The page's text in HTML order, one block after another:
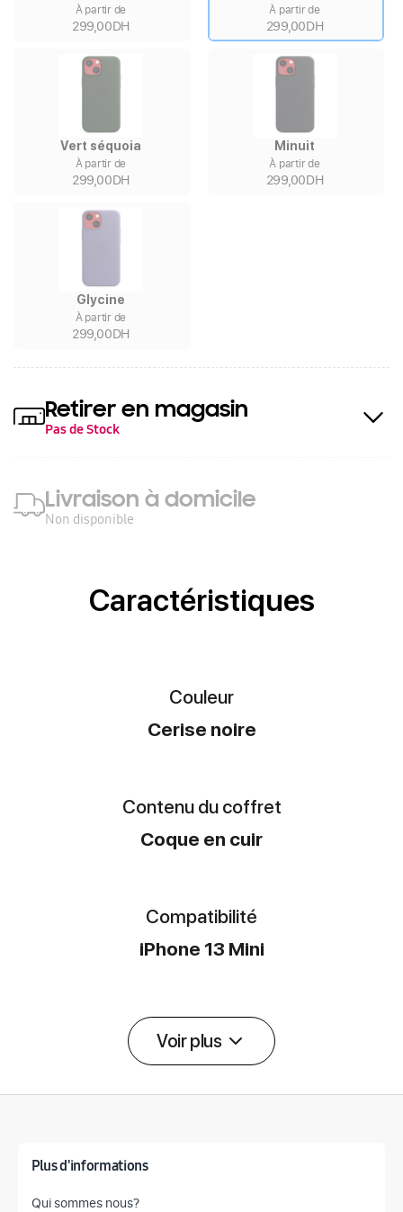
À partir de
299,00DH
À partir de
299,00DH
Vert séquoia
À partir de
299,00DH
Minuit
À partir de
299,00DH
Glycine
À partir de
299,00DH
Retirer en magasin
Pas de Stock
Livraison à domicile
Non disponible
Caractéristiques
Couleur
Cerise noire
Contenu du coffret
Coque en cuir
Compatibilité
iPhone 13 Mini
Voir plus
Plus d'informations
Qui sommes nous?